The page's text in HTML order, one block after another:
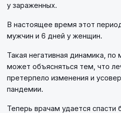
у зараженных.
В настоящее время этот
мужчин и 6 дней у женщин.
Такая негативная динамика, по
может объясняться тем, что
претерпело изменения и
пандемии.
Теперь врачам удается спасти